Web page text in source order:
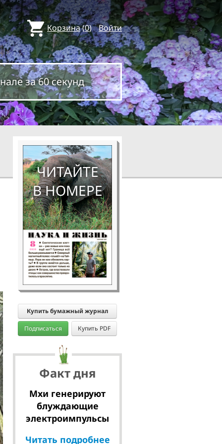
Корзина(0) Войти
за 60 секунд
ЧИТАЙТЕ
В НОМЕРЕ
Купить бумажный журнал
Подписаться Купить PDF
Факт дня
Мхи генерируют
блуждающие
электроимпульсы
Читать подробнее